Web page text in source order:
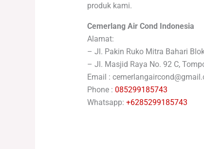
produk kami.
Cemerlang Air Cond Indonesia
Alamat:
– Jl. Pakin Ruko Mitra Bahari
– Jl. Masjid Raya No. 92 C,
Email :
Phone : 085299185743
Whatsapp: +6285299185743